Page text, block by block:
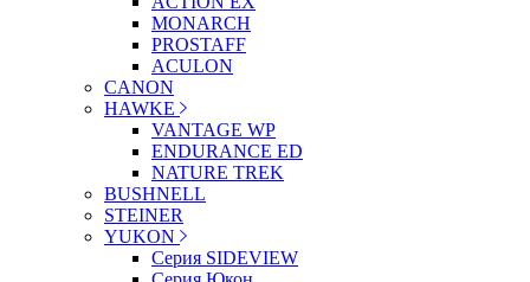
MONARCH
PROSTAFF
ACULON
CANON
HAWKE
VANTAGE WP
ENDURANCE ED
NATURE TREK
BUSHNELL
STEINER
YUKON
Серия SIDEVIEW